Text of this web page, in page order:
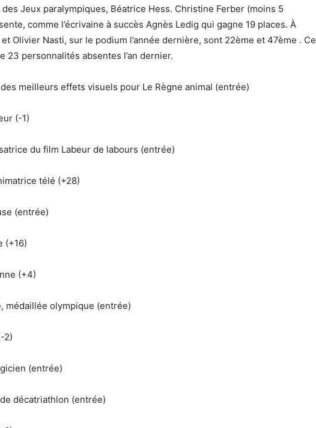
Jeux paralympiques, Béatrice Hess. Christine Ferber (moins 5
comme l’écrivaine à succès Agnès Ledig qui gagne 19 places. À
Olivier Nasti, sur le podium l’année dernière, sont 22ème et 47ème . Ce
23 personnalités absentes l’an dernier.
meilleurs effets visuels pour Le Règne animal (entrée)
(-1)
du film Labeur de labours (entrée)
télé (+28)
(entrée)
(+16)
(+4)
médaillée olympique (entrée)
2)
(entrée)
décatriathlon (entrée)